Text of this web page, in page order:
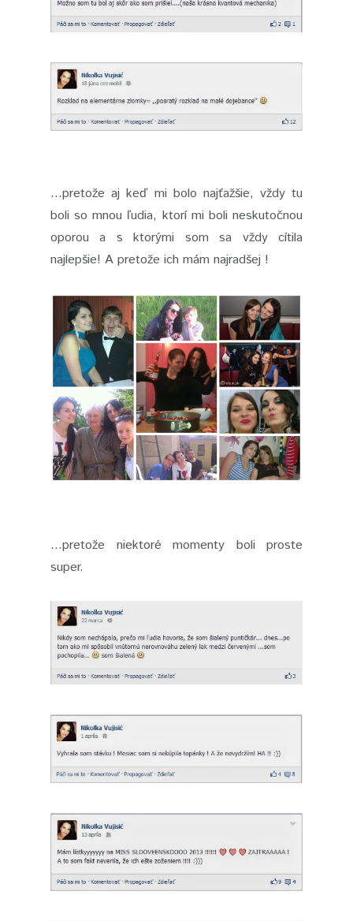
...pretože aj keď mi bolo najťažšie, vždy tu
boli so mnou ľudia, ktorí mi boli neskutočnou
oporou a s ktorými som sa vždy cítila
najlepšie! A pretože ich mám najradšej !
...pretože niektoré momenty boli proste
super.